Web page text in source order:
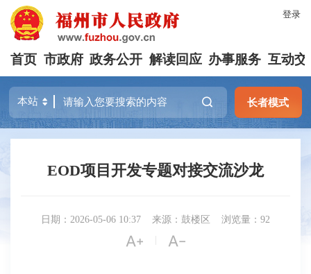
登录
首页 市政府 政务公开 解读回应 办事服务 互动交
长者模式
EOD项目开发专题对接交流沙龙
日期：2026-05-06 10:37 来源：鼓楼区 浏览量：92
 | 